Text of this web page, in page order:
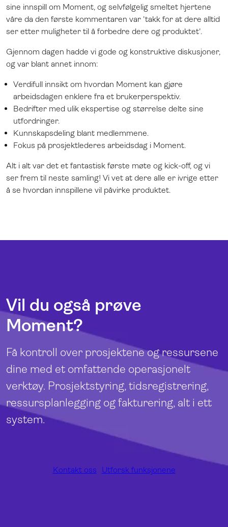
sine innspill om Moment, og selvfølgelig smeltet hjertene
våre da den første kommentaren var 'takk for at dere alltid
ser etter muligheter til å forbedre dere og produktet'.
Gjennom dagen hadde vi gode og konstruktive diskusjoner,
og var blant annet innom:
Verdifull innsikt om hvordan Moment kan gjøre
arbeidsdagen enklere fra et brukerperspektiv.
Bedrifter med ulik ekspertise og størrelse delte sine
utfordringer.
Kunnskapsdeling blant medlemmene.
Fokus på prosjektlederes arbeidsdag i Moment.
Alt i alt var det et fantastisk første møte og kick-off, og vi
ser frem til neste samling! Vi vet at dere alle er ivrige etter
å se hvordan innspillene vil påvirke produktet.
Vil du også prøve
Moment?
Få kontroll over prosjektene og ressursene
dine med et omfattende operasjonelt
verktøy. Prosjektstyring, tidsregistrering,
ressursplanlegging og fakturering, alt i ett
system.
Kontakt oss Utforsk funksjonene